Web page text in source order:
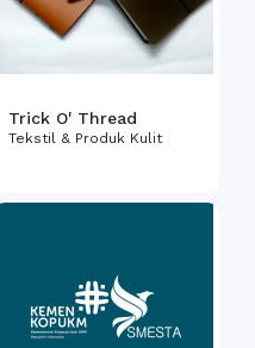
Trick O' Thread
Tekstil & Produk Kulit